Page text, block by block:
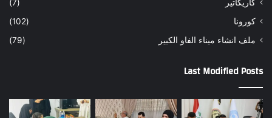
كاريكاتير
(7)
كورونا
(102)
ملف انشاء ميناء الفاو الكبير
(79)
Last Modified Posts